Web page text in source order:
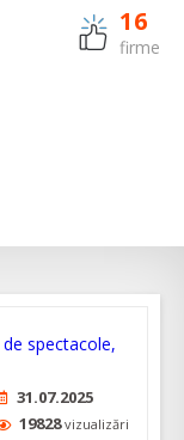
16
firme
31.07.2025
19828vizualizări